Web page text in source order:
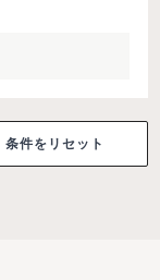
条件をリセット